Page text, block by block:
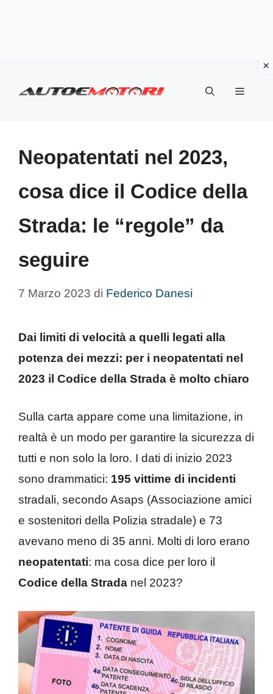
Menu
Neopatentati nel 2023,
cosa dice il Codice della
Strada: le “regole” da
seguire
7 Marzo 2023 di Federico Danesi
Dai limiti di velocità a quelli legati alla
potenza dei mezzi: per i neopatentati nel
2023 il Codice della Strada è molto chiaro
Sulla carta appare come una limitazione, in
realtà è un modo per garantire la sicurezza di
tutti e non solo la loro. I dati di inizio 2023
sono drammatici: 195 vittime di incidenti
stradali, secondo Asaps (Associazione amici
e sostenitori della Polizia stradale) e 73
avevano meno di 35 anni. Molti di loro erano
neopatentati: ma cosa dice per loro il
Codice della Strada nel 2023?